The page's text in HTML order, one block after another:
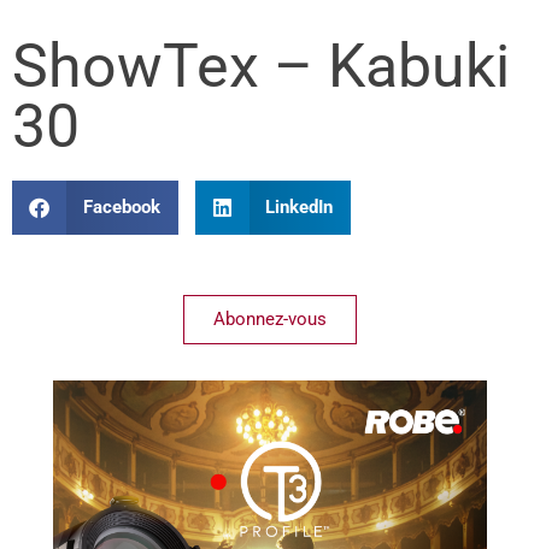
ShowTex – Kabuki
30
Facebook LinkedIn
Abonnez-vous